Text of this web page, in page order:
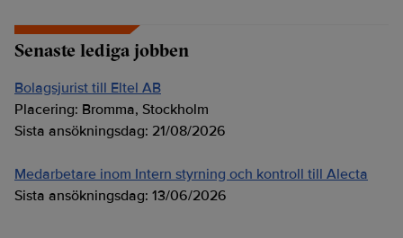
Senaste lediga jobben
Bolagsjurist till Eltel AB
Placering: Bromma, Stockholm
Sista ansökningsdag: 21/08/2026
Medarbetare inom Intern styrning och kontroll till Alecta
Sista ansökningsdag: 13/06/2026